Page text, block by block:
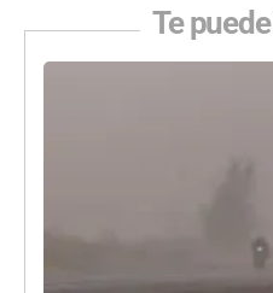
Te puede